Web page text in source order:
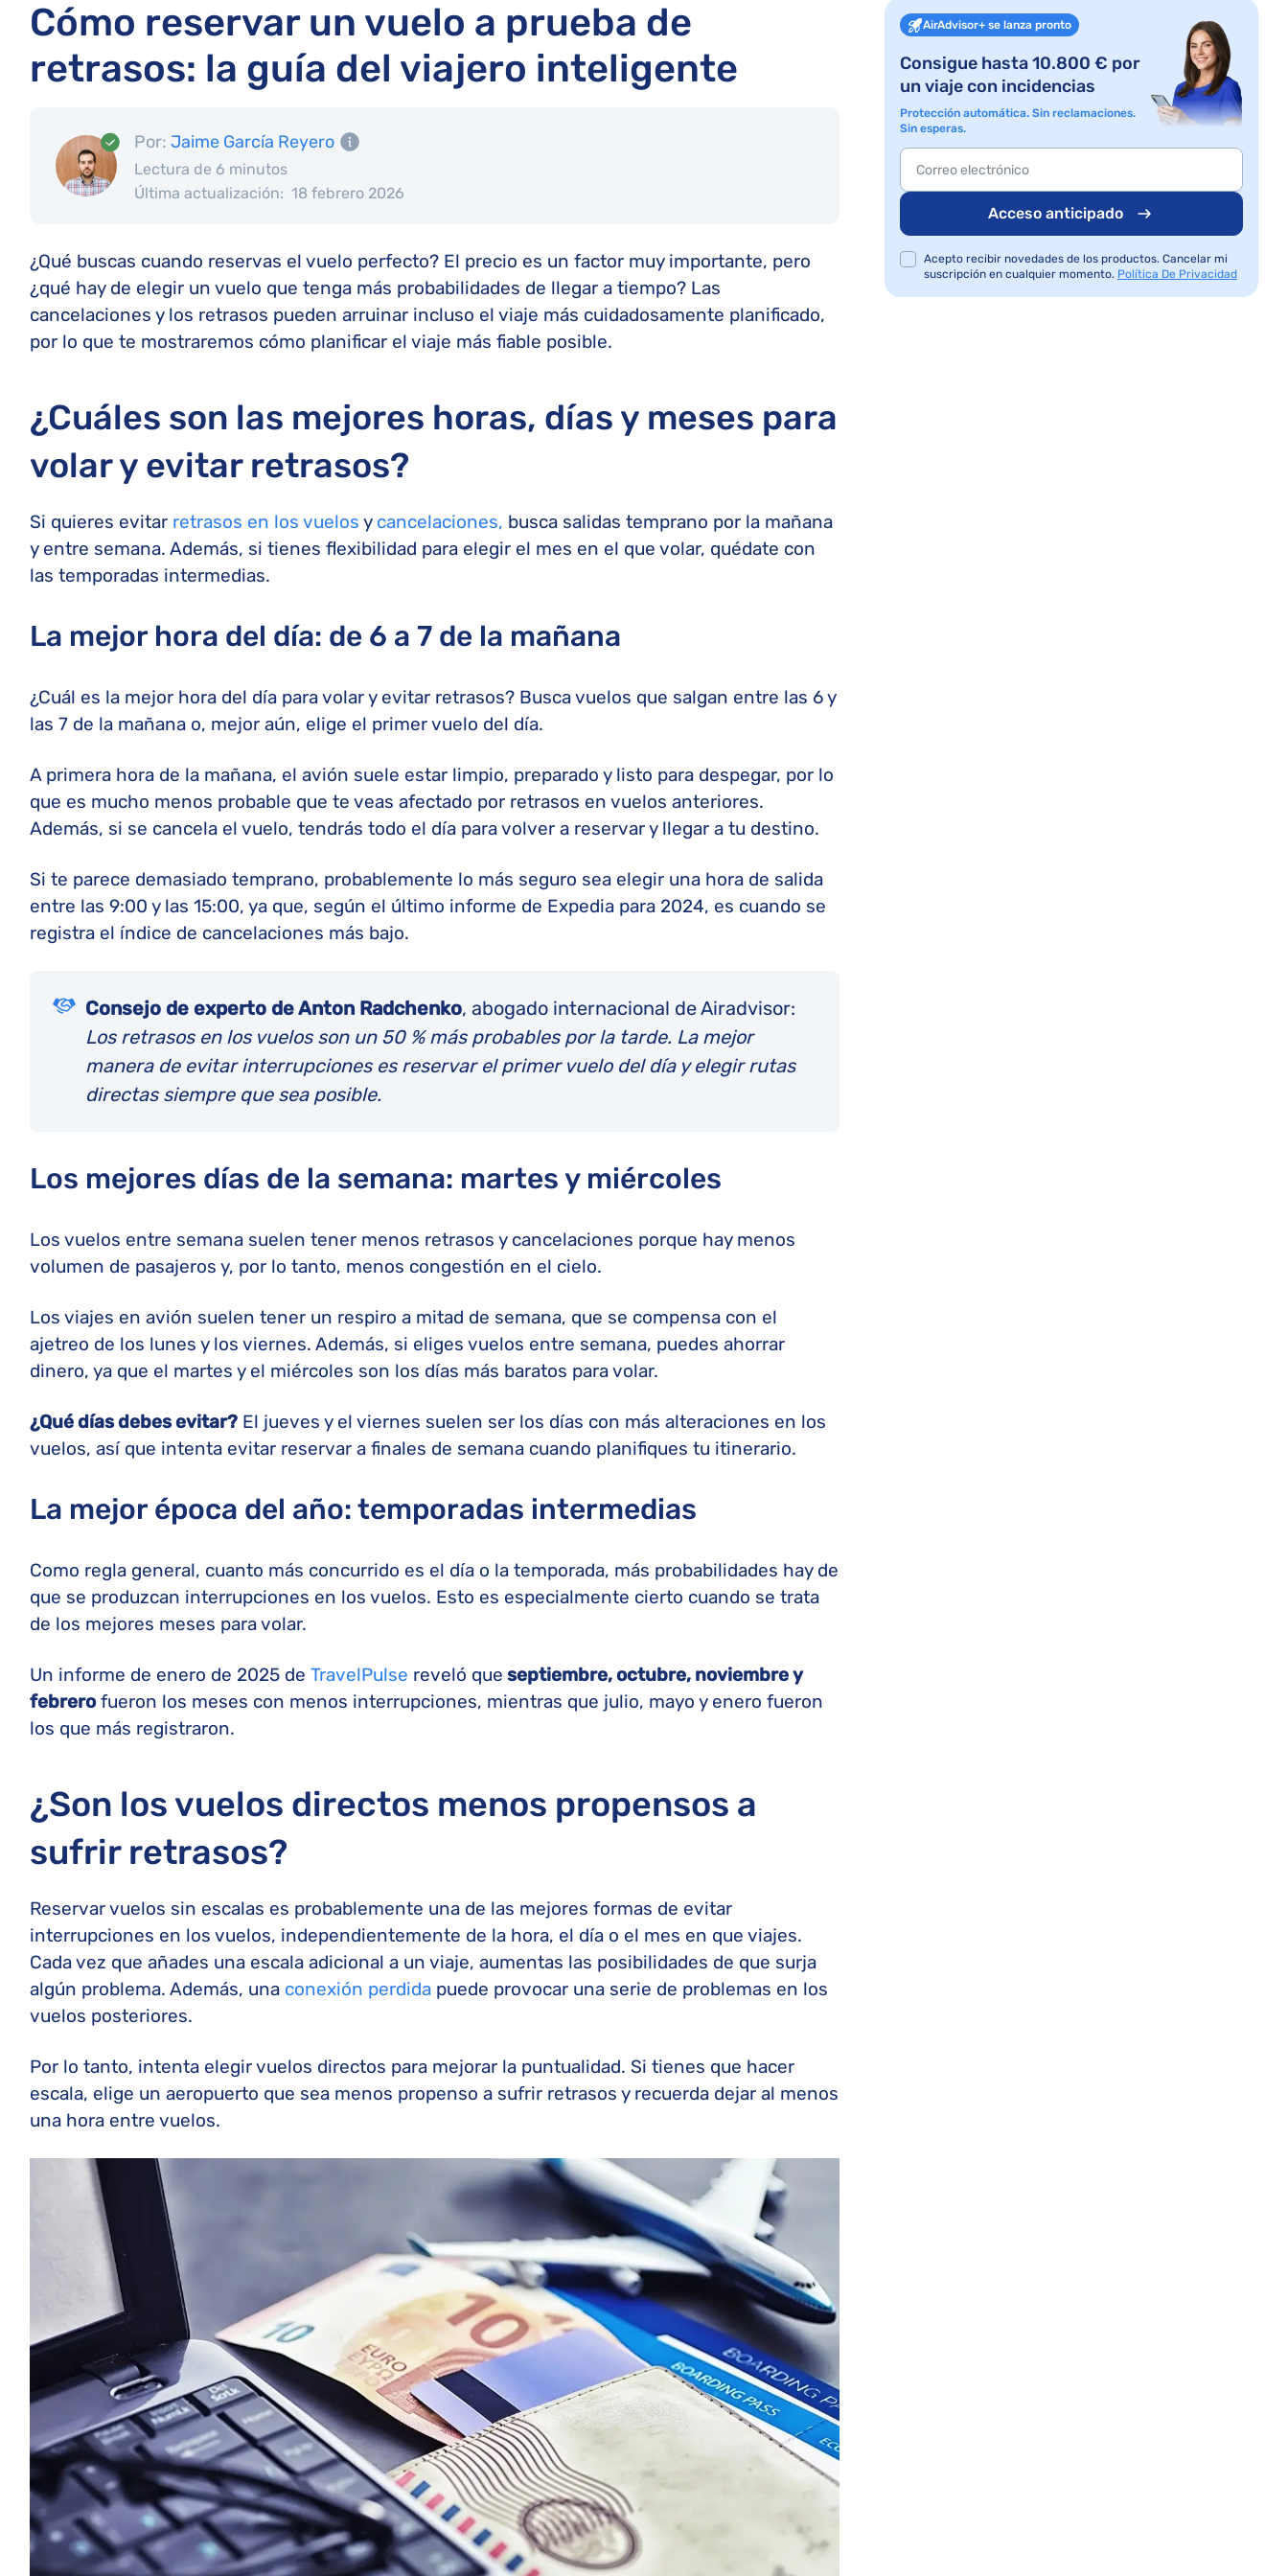
Cómo reservar un vuelo a prueba de
retrasos: la guía del viajero inteligente
Por: Jaime García Reyero
Lectura de 6 minutos
Última actualización: 18 febrero 2026
¿Qué buscas cuando reservas el vuelo perfecto? El precio es un factor muy importante, pero
¿qué hay de elegir un vuelo que tenga más probabilidades de llegar a tiempo? Las
cancelaciones y los retrasos pueden arruinar incluso el viaje más cuidadosamente planificado,
por lo que te mostraremos cómo planificar el viaje más fiable posible.
¿Cuáles son las mejores horas, días y meses para
volar y evitar retrasos?
Si quieres evitar retrasos en los vuelos y cancelaciones, busca salidas temprano por la mañana
y entre semana. Además, si tienes flexibilidad para elegir el mes en el que volar, quédate con
las temporadas intermedias.
La mejor hora del día: de 6 a 7 de la mañana
¿Cuál es la mejor hora del día para volar y evitar retrasos? Busca vuelos que salgan entre las 6 y
las 7 de la mañana o, mejor aún, elige el primer vuelo del día.
A primera hora de la mañana, el avión suele estar limpio, preparado y listo para despegar, por lo
que es mucho menos probable que te veas afectado por retrasos en vuelos anteriores.
Además, si se cancela el vuelo, tendrás todo el día para volver a reservar y llegar a tu destino.
Si te parece demasiado temprano, probablemente lo más seguro sea elegir una hora de salida
entre las 9:00 y las 15:00, ya que, según el último informe de Expedia para 2024, es cuando se
registra el índice de cancelaciones más bajo.
Consejo de experto de Anton Radchenko, abogado internacional de Airadvisor:
Los retrasos en los vuelos son un 50 % más probables por la tarde. La mejor
manera de evitar interrupciones es reservar el primer vuelo del día y elegir rutas
directas siempre que sea posible.
Los mejores días de la semana: martes y miércoles
Los vuelos entre semana suelen tener menos retrasos y cancelaciones porque hay menos
volumen de pasajeros y, por lo tanto, menos congestión en el cielo.
Los viajes en avión suelen tener un respiro a mitad de semana, que se compensa con el
ajetreo de los lunes y los viernes. Además, si eliges vuelos entre semana, puedes ahorrar
dinero, ya que el martes y el miércoles son los días más baratos para volar.
¿Qué días debes evitar? El jueves y el viernes suelen ser los días con más alteraciones en los
vuelos, así que intenta evitar reservar a finales de semana cuando planifiques tu itinerario.
La mejor época del año: temporadas intermedias
Como regla general, cuanto más concurrido es el día o la temporada, más probabilidades hay de
que se produzcan interrupciones en los vuelos. Esto es especialmente cierto cuando se trata
de los mejores meses para volar.
Un informe de enero de 2025 de TravelPulse reveló que septiembre, octubre, noviembre y
febrerofueron los meses con menos interrupciones, mientras que julio, mayo y enero fueron
los que más registraron.
¿Son los vuelos directos menos propensos a
sufrir retrasos?
Reservar vuelos sin escalas es probablemente una de las mejores formas de evitar
interrupciones en los vuelos, independientemente de la hora, el día o el mes en que viajes.
Cada vez que añades una escala adicional a un viaje, aumentas las posibilidades de que surja
algún problema. Además, una conexión perdida puede provocar una serie de problemas en los
vuelos posteriores.
Por lo tanto, intenta elegir vuelos directos para mejorar la puntualidad. Si tienes que hacer
escala, elige un aeropuerto que sea menos propenso a sufrir retrasos y recuerda dejar al menos
una hora entre vuelos.
AirAdvisor+ se lanza pronto
Consigue hasta 10.800 € por
un viaje con incidencias
Protección automática. Sin reclamaciones.
Sin esperas.
Acceso anticipado
Acepto recibir novedades de los productos. Cancelar mi
suscripción en cualquier momento. Política De Privacidad